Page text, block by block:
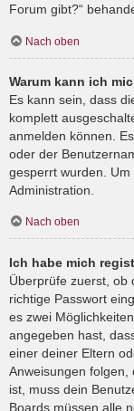
Forum gibt?“
Nach oben
Warum kann ich
Es kann sein, dass
komplett
anmelden können.
oder der
gesperrt wurden.
Administration.
Nach oben
Ich habe mich
Überprüfe zuerst, ob
richtige Passwort
es zwei
angegeben hast,
einer deiner Eltern
Anweisungen
ist, muss dein
Boards müssen alle